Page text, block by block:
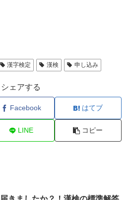
漢字検定 漢検 申し込み
シェアする
Facebook はてブ
LINE コピー